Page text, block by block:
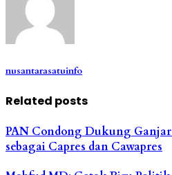
nusantarasatuinfo
Related posts
PAN Condong Dukung
sebagai Capres dan Cawapres